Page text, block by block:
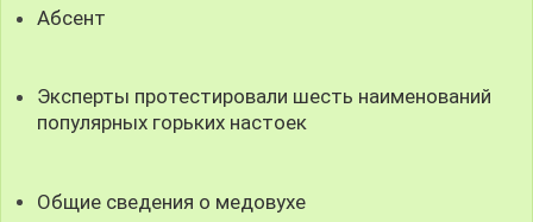
Абсент
Эксперты протестировали шесть наименований
популярных горьких настоек
Общие сведения о медовухе